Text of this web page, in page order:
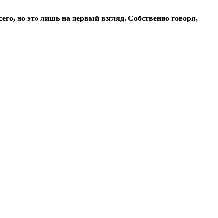
но это лишь на первый взгляд. Собственно говоря,